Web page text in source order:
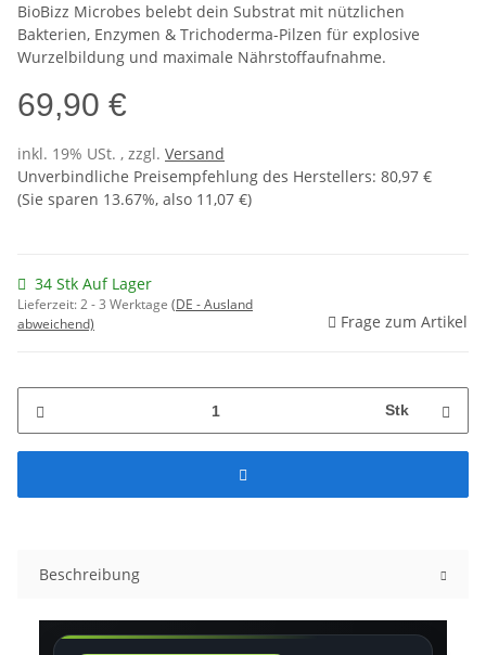
BioBizz Microbes belebt dein Substrat mit nützlichen
Bakterien, Enzymen & Trichoderma-Pilzen für explosive
Wurzelbildung und maximale Nährstoffaufnahme.
69,90 €
inkl. 19% USt. , zzgl. Versand
Unverbindliche Preisempfehlung des Herstellers: 80,97 €
(Sie sparen 13.67%, also 11,07 €)
34 Stk Auf Lager
Lieferzeit:2 - 3 Werktage (DE - Ausland
abweichend)
Frage zum Artikel
Stk
Beschreibung